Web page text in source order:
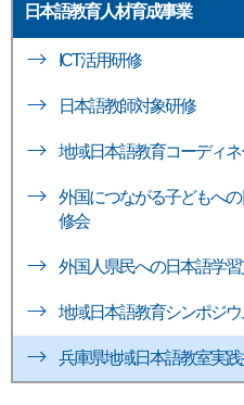
日本語教育人材育成事業
ICT活用研修
日本語教師対象研修
地域日本語教育コーディ
外国につながる子どもへ
修会
外国人県民への日本語学
地域日本語教育シンポジウ
兵庫県地域日本語教室実